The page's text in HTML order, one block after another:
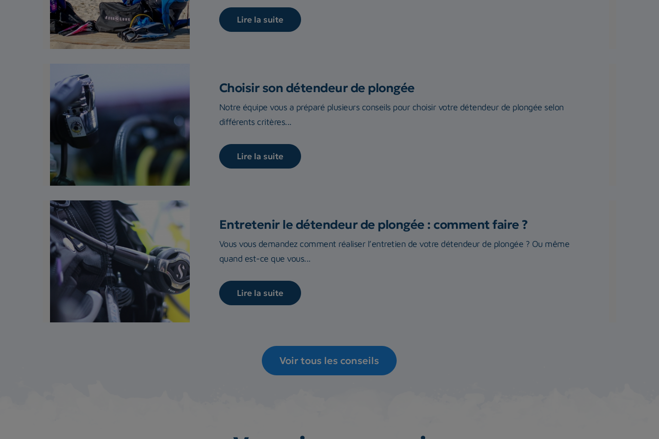
Lire la suite
Choisir son détendeur de plongée
Notre équipe vous a préparé plusieurs conseils pour choisir votre détendeur de plongée selon
différents critères...
Lire la suite
Entretenir le détendeur de plongée : comment faire ?
Vous vous demandez comment réaliser l’entretien de votre détendeur de plongée ? Ou même
quand est-ce que vous...
Lire la suite
Voir tous les conseils